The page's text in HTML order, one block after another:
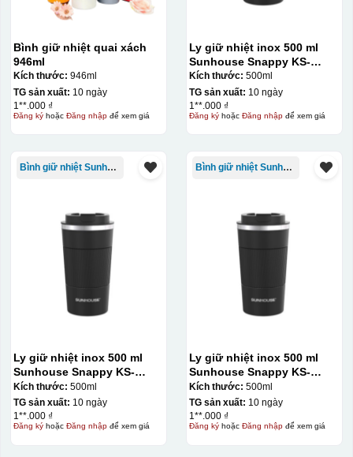
Bình giữ nhiệt quai xách
946ml
Kích thước: 946ml
TG sản xuất: 10 ngày
1**.000 ₫
Đăng kýhoặc Đăng nhậpđể xem giá
Ly giữ nhiệt inox 500 ml
Sunhouse Snappy KS-
TU500S
Kích thước: 500ml
TG sản xuất: 10 ngày
1**.000 ₫
Đăng kýhoặc Đăng nhậpđể xem giá
Bình giữ nhiệt Sunhouse
Ly giữ nhiệt inox 500 ml
Sunhouse Snappy KS-
TU500S
Kích thước: 500ml
TG sản xuất: 10 ngày
1**.000 ₫
Đăng kýhoặc Đăng nhậpđể xem giá
Bình giữ nhiệt Sunhouse
Ly giữ nhiệt inox 500 ml
Sunhouse Snappy KS-
TU500S
Kích thước: 500ml
TG sản xuất: 10 ngày
1**.000 ₫
Đăng kýhoặc Đăng nhậpđể xem giá